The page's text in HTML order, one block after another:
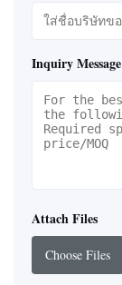
Inquiry Message
Attach Files
Choose Files